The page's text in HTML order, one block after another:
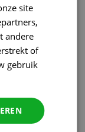
wir Ihre
platzieren und
Stand
Kunden
und
site
andere
of
gebruik